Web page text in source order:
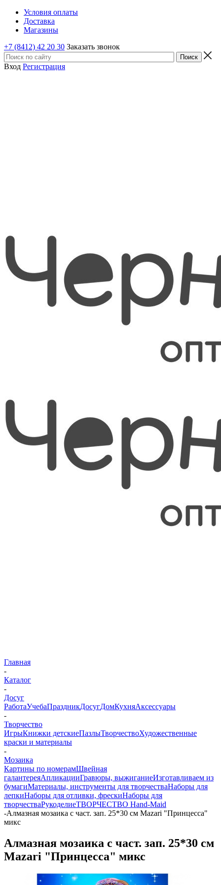
Условия оплаты
Доставка
Магазины
+7 (8412) 42 20 30 Заказать звонок
Вход Регистрация
Главная
-
Каталог
-
Досуг
РаботаУчебаПраздникДосугДомКухняАксессуары
-
Творчество
ИгрыКнижки детскиеПазлыТворчествоХудожественные
краски и материалы
-
Мозаика
Картины по номерамШвейная
галантереяАпликацииГравюры, выжиганиеИзготавливаем из
бумагиМатериалы, инструменты для творчестваНаборы для
лепкиНаборы для отливки, фрескиНаборы для
творчестваРукоделиеТВОРЧЕСТВО Hand-Maid
-Алмазная мозаика с част. зап. 25*30 см Mazari "Принцесса"
микс
Алмазная мозаика с част. зап. 25*30 см
Mazari "Принцесса" микс